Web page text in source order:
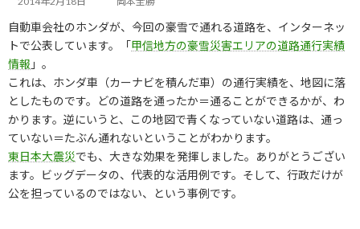
ッ
移自動車会社のホンダが、今回の豪雪で通れる道路を、インターネッ
トで公表しています。「甲信地方の豪雪災害エリアの道路通行実績
情報 」。
これは、ホンダ車（カーナビを積んだ車）の通行実績を、地図に落
としたものです。どの道路を通ったか＝通ることができるかが、わ
かります。逆にいうと、この地図で青くなっていない道路は、通っ
ていない＝たぶん通れないということがわかります。
東日本大震災でも、大きな効果を発揮しました。ありがとうござい
ます。ビッグデータの、代表的な活用例です。そして、行政だけが
公を担っているのではない、という事例です。